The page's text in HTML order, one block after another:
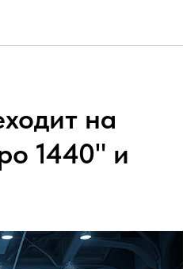
на
1440" и